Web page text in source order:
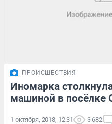
ПРОИСШЕСТВИЯ
Иномарка
машиной в посёлке
1 октября, 2018, 12:31 3 682